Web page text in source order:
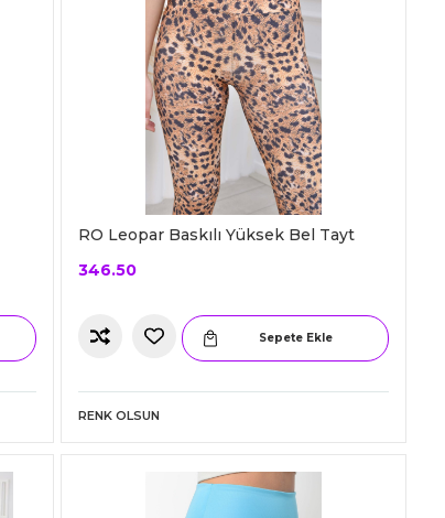
RO Leopar Baskılı Yüksek Bel Tayt
346.50
Sepete Ekle
RENK OLSUN